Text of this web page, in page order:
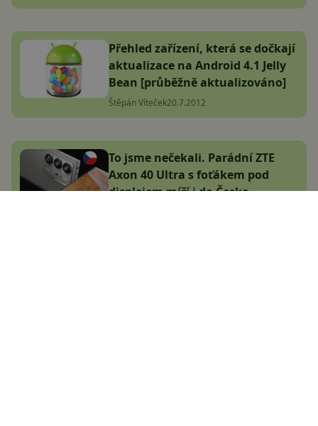
Přehled zařízení, která se dočkají
aktualizace na Android 4.1 Jelly
Bean [průběžně aktualizováno]
Štěpán Víteček20.7.2012
To jsme nečekali. Parádní ZTE
Axon 40 Ultra s foťákem pod
displejem míří i do Česka